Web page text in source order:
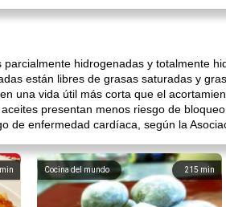
hidrogenadas y totalmente
están libres de grasas saturadas y
una vida útil más corta que el
presentan menos riesgo de
enfermedad cardíaca, según la
min 215 min
Cocina del mundo